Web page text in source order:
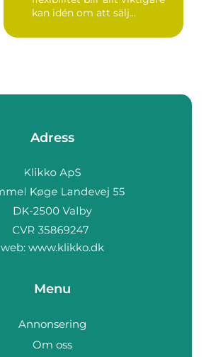
kan idén om att sälj...
Adress
web: www.klikko.dk
Menu
Annonsering
Om oss